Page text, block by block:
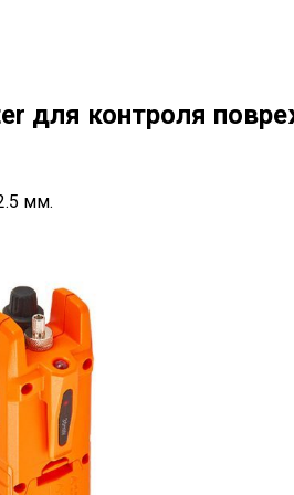
для контроля
мм.